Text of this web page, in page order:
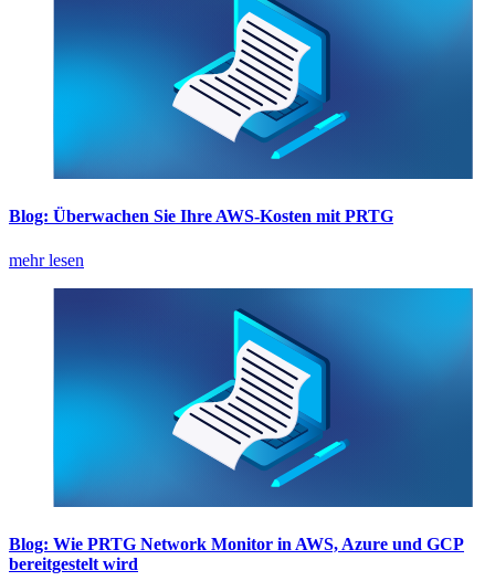
Blog: Überwachen Sie Ihre AWS-Kosten mit PRTG
mehr lesen
Blog: Wie PRTG Network Monitor in AWS, Azure und GCP
bereitgestelt wird